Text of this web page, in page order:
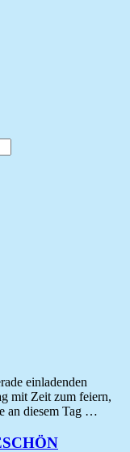
einladenden
mit Zeit zum feiern,
an diesem Tag …